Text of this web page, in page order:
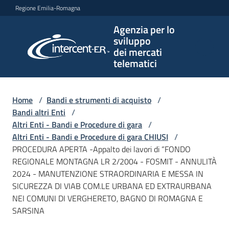
Vai al contenuto
Vai alla navigazione
Vai al footer
Regione Emilia-Romagna
Agenzia per lo
sviluppo
dei mercati
telematici
per lo
sviluppo
telematici
L'Agenzia
Bandi
e
strumenti
Home / Bandi e strumenti di acquisto /
Bandi altri Enti /
Altri Enti - Bandi e Procedure di gara /
Altri Enti - Bandi e Procedure di gara CHIUSI /
PROCEDURA APERTA -Appalto dei lavori di “FONDO
REGIONALE MONTAGNA LR 2/2004 - FOSMIT - ANNULITÀ
2024 - MANUTENZIONE STRAORDINARIA E MESSA IN
SICUREZZA DI VIAB COM.LE URBANA ED EXTRAURBANA
NEI COMUNI DI VERGHERETO, BAGNO DI ROMAGNA E
SARSINA